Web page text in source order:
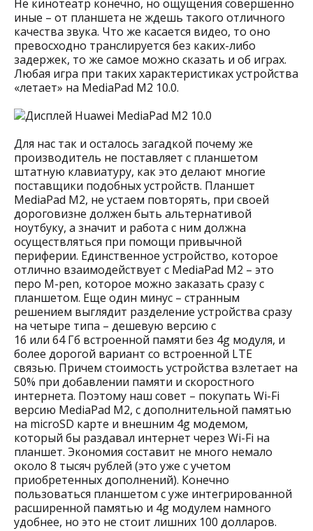
Не кинотеатр конечно, но ощущения совершенно
иные – от планшета не ждешь такого отличного
качества звука. Что же касается видео, то оно
превосходно транслируется без каких-либо
задержек, то же самое можно сказать и об играх.
Любая игра при таких характеристиках устройства
«летает» на MediaPad M2 10.0.
Для нас так и осталось загадкой почему же
производитель не поставляет с планшетом
штатную клавиатуру, как это делают многие
поставщики подобных устройств. Планшет
MediaPad M2, не устаем повторять, при своей
дороговизне должен быть альтернативой
ноутбуку, а значит и работа с ним должна
осуществляться при помощи привычной
периферии. Единственное устройство, которое
отлично взаимодействует с MediaPad M2 – это
перо M-pen, которое можно заказать сразу с
планшетом. Еще один минус – странным
решением выглядит разделение устройства сразу
на четыре типа – дешевую версию с
16 или 64 Гб встроенной памяти без 4g модуля, и
более дорогой вариант со встроенной LTE
связью. Причем стоимость устройства взлетает на
50% при добавлении памяти и скоростного
интернета. Поэтому наш совет – покупать Wi-Fi
версию MediaPad M2, с дополнительной памятью
на microSD карте и внешним 4g модемом,
который бы раздавал интернет через Wi-Fi на
планшет. Экономия составит не много немало
около 8 тысяч рублей (это уже с учетом
приобретенных дополнений). Конечно
пользоваться планшетом с уже интегрированной
расширенной памятью и 4g модулем намного
удобнее, но это не стоит лишних 100 долларов.